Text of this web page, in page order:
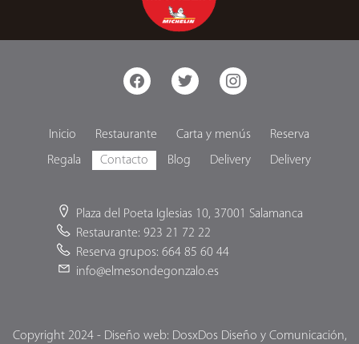
facebook twitter instagram
Inicio Restaurante Carta y menús
Reserva
Regala
Contacto Blog Delivery Delivery
Plaza del Poeta Iglesias 10, 37001 Salamanca
Restaurante: 923 21 72 22
Reserva grupos: 664 85 60 44
info@elmesondegonzalo.es
Copyright 2024 - Diseño web: DosxDos Diseño y Comunicación,